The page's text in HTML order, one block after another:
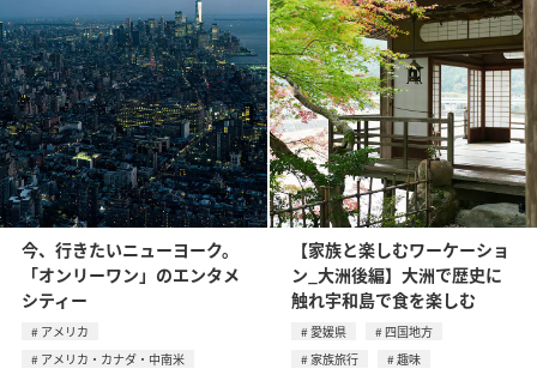
今、行きたいニューヨーク。
「オンリーワン」のエンタメ
シティー
アメリカ
アメリカ・カナダ・中南米
【家族と楽しむワーケーショ
ン_大洲後編】大洲で歴史に
触れ宇和島で食を楽しむ
愛媛県
四国地方
家族旅行
趣味